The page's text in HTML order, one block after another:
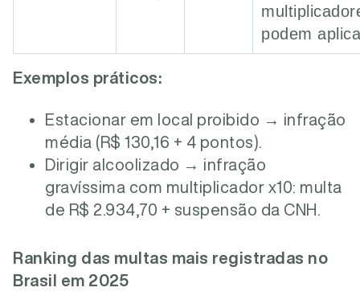
podem
Exemplos práticos:
Estacionar em local proibido → infração
média (R$ 130,16 + 4 pontos).
Dirigir alcoolizado → infração
gravíssima com multiplicador x10: multa
de R$ 2.934,70 + suspensão da CNH.
Ranking das multas mais registradas no
Brasil em 2025